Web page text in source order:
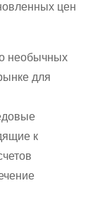
цен
необычных
для
к